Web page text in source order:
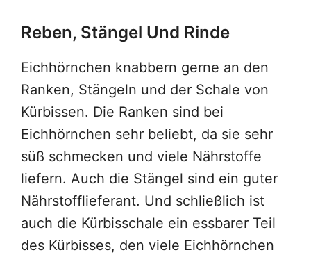
Reben, Stängel Und Rinde
Eichhörnchen knabbern gerne an den
Ranken, Stängeln und der Schale von
Kürbissen. Die Ranken sind bei
Eichhörnchen sehr beliebt, da sie sehr
süß schmecken und viele Nährstoffe
liefern. Auch die Stängel sind ein guter
Nährstofflieferant. Und schließlich ist
auch die Kürbisschale ein essbarer Teil
des Kürbisses, den viele Eichhörnchen